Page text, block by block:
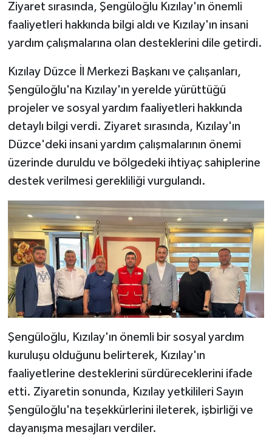
Ziyaret sırasında, Şengüloğlu Kızılay'ın önemli
faaliyetleri hakkında bilgi aldı ve Kızılay'ın insani
yardım çalışmalarına olan desteklerini dile getirdi.
Kızılay Düzce İl Merkezi Başkanı ve çalışanları,
Şengüloğlu'na Kızılay'ın yerelde yürüttüğü
projeler ve sosyal yardım faaliyetleri hakkında
detaylı bilgi verdi. Ziyaret sırasında, Kızılay'ın
Düzce'deki insani yardım çalışmalarının önemi
üzerinde duruldu ve bölgedeki ihtiyaç sahiplerine
destek verilmesi gerekliliği vurgulandı.
Şengüloğlu, Kızılay'ın önemli bir sosyal yardım
kuruluşu olduğunu belirterek, Kızılay'ın
faaliyetlerine desteklerini sürdüreceklerini ifade
etti. Ziyaretin sonunda, Kızılay yetkilileri Sayın
Şengüloğlu'na teşekkürlerini ileterek, işbirliği ve
dayanışma mesajları verdiler.